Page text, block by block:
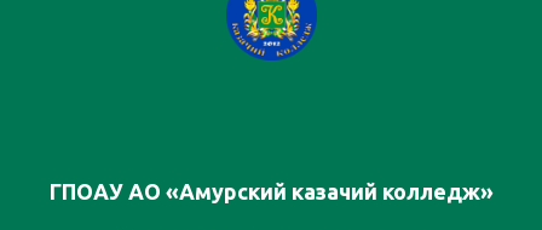
ГПОАУ АО «Амурский казачий колледж»